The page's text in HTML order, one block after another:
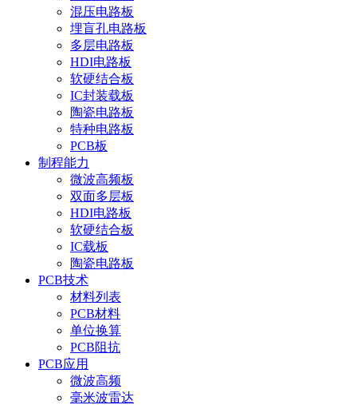
混压电路板
埋盲孔电路板
多层电路板
HDI电路板
软硬结合板
IC封装载板
陶瓷电路板
特种电路板
PCB板
制程能力
微波高频板
双面多层板
HDI电路板
软硬结合板
IC载板
陶瓷电路板
PCB技术
材料列表
PCB材料
单位换算
PCB阻抗
PCB应用
微波高频
毫米波雷达